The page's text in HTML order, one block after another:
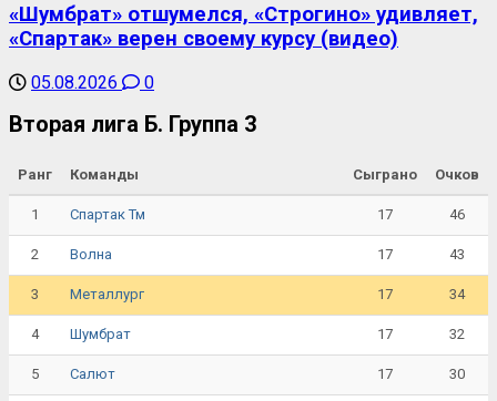
«Шумбрат» отшумелся, «Строгино» удивляет,
«Спартак» верен своему курсу (видео)
05.08.2026 0
Вторая лига Б. Группа 3
Ранг Команды Сыграно Очков
1 Спартак Тм 17 46
2 Волна 17 43
3 Металлург 17 34
4 Шумбрат 17 32
5 Салют 17 30